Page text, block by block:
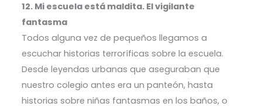
12. Mi escuela está maldita. El vigilante
fantasma
Todos alguna vez de pequeños llegamos a
escuchar historias terroríficas sobre la escuela.
Desde leyendas urbanas que aseguraban que
nuestro colegio antes era un panteón, hasta
historias sobre niñas fantasmas en los baños, o